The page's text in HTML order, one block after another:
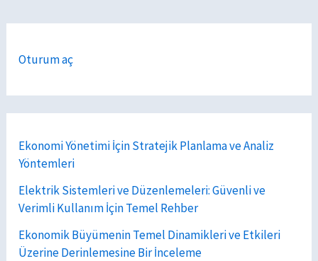
Oturum aç
Ekonomi Yönetimi İçin Stratejik Planlama ve Analiz
Yöntemleri
Elektrik Sistemleri ve Düzenlemeleri: Güvenli ve
Verimli Kullanım İçin Temel Rehber
Ekonomik Büyümenin Temel Dinamikleri ve Etkileri
Üzerine Derinlemesine Bir İnceleme